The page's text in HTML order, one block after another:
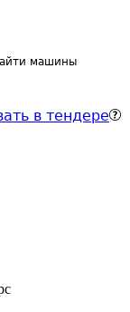
машины
в тендере